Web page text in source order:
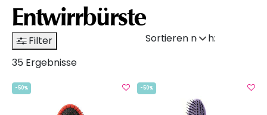
Entwirrbürste
Sortieren nach:
Filter
35 Ergebnisse
-50% -50%